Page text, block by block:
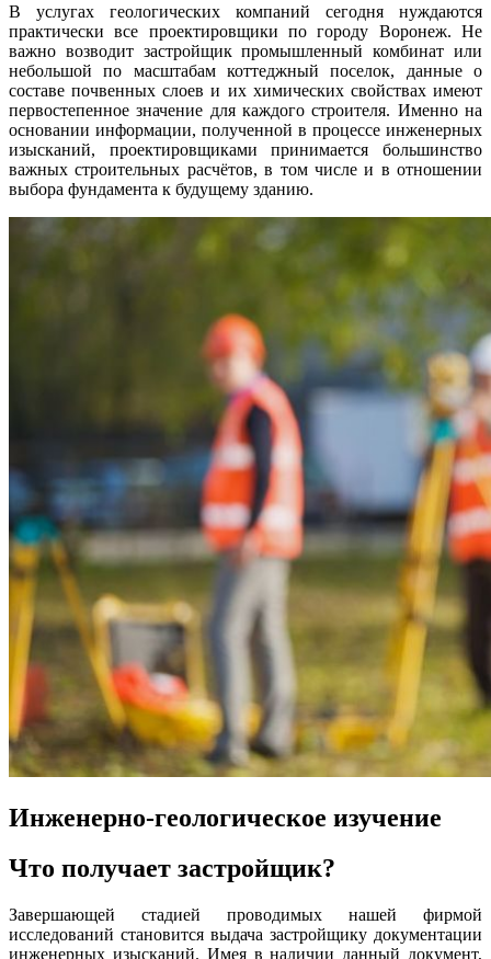
В услугах геологических компаний сегодня нуждаются
практически все проектировщики по городу Воронеж. Не
важно возводит застройщик промышленный комбинат или
небольшой по масштабам коттеджный поселок, данные о
составе почвенных слоев и их химических свойствах имеют
первостепенное значение для каждого строителя. Именно на
основании информации, полученной в процессе инженерных
изысканий, проектировщиками принимается большинство
важных строительных расчётов, в том числе и в отношении
выбора фундамента к будущему зданию.
Инженерно-геологическое изучение
Что получает застройщик?
Завершающей стадией проводимых нашей фирмой
исследований становится выдача застройщику документации
инженерных изысканий. Имея в наличии данный документ,